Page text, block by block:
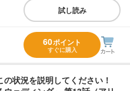
試し読み
60ポイント
すぐに購入
の状況を説明してください！